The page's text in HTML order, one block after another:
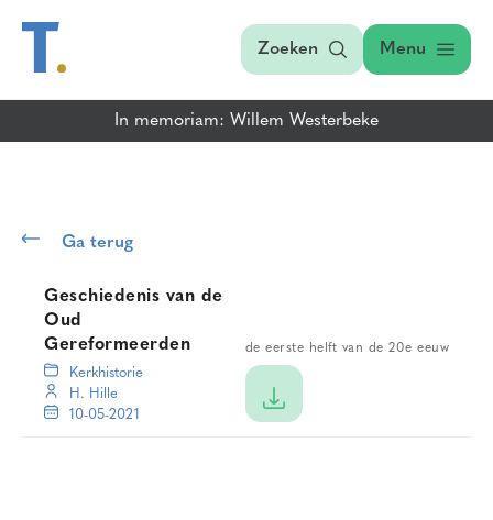
Zoeken Menu
In memoriam: Willem Westerbeke
Ga terug
Geschiedenis van de
Oud
Gereformeerden
de eerste helft van de 20e eeuw
Kerkhistorie
H. Hille
10-05-2021